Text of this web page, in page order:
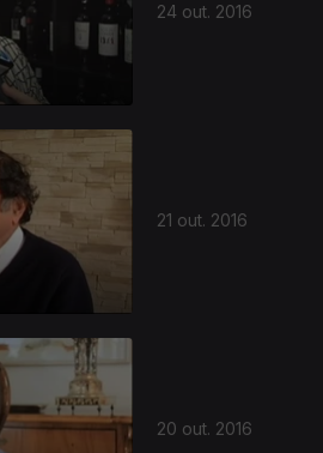
24 out. 2016
21 out. 2016
20 out. 2016